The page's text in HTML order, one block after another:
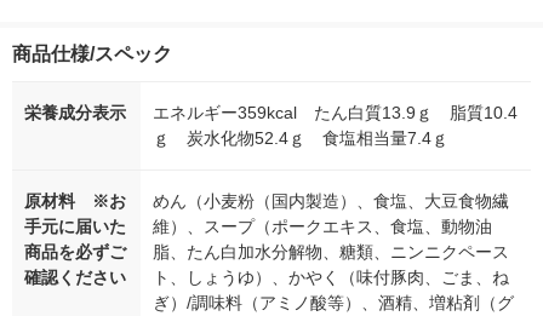
商品仕様/スペック
栄養成分表示
エネルギー359kcal たん白質13.9ｇ 脂質10.4
ｇ 炭水化物52.4ｇ 食塩相当量7.4ｇ
原材料 ※お
手元に届いた
商品を必ずご
確認ください
めん（小麦粉（国内製造）、食塩、大豆食物繊
維）、スープ（ポークエキス、食塩、動物油
脂、たん白加水分解物、糖類、ニンニクペース
ト、しょうゆ）、かやく（味付豚肉、ごま、ね
ぎ）/調味料（アミノ酸等）、酒精、増粘剤（グ